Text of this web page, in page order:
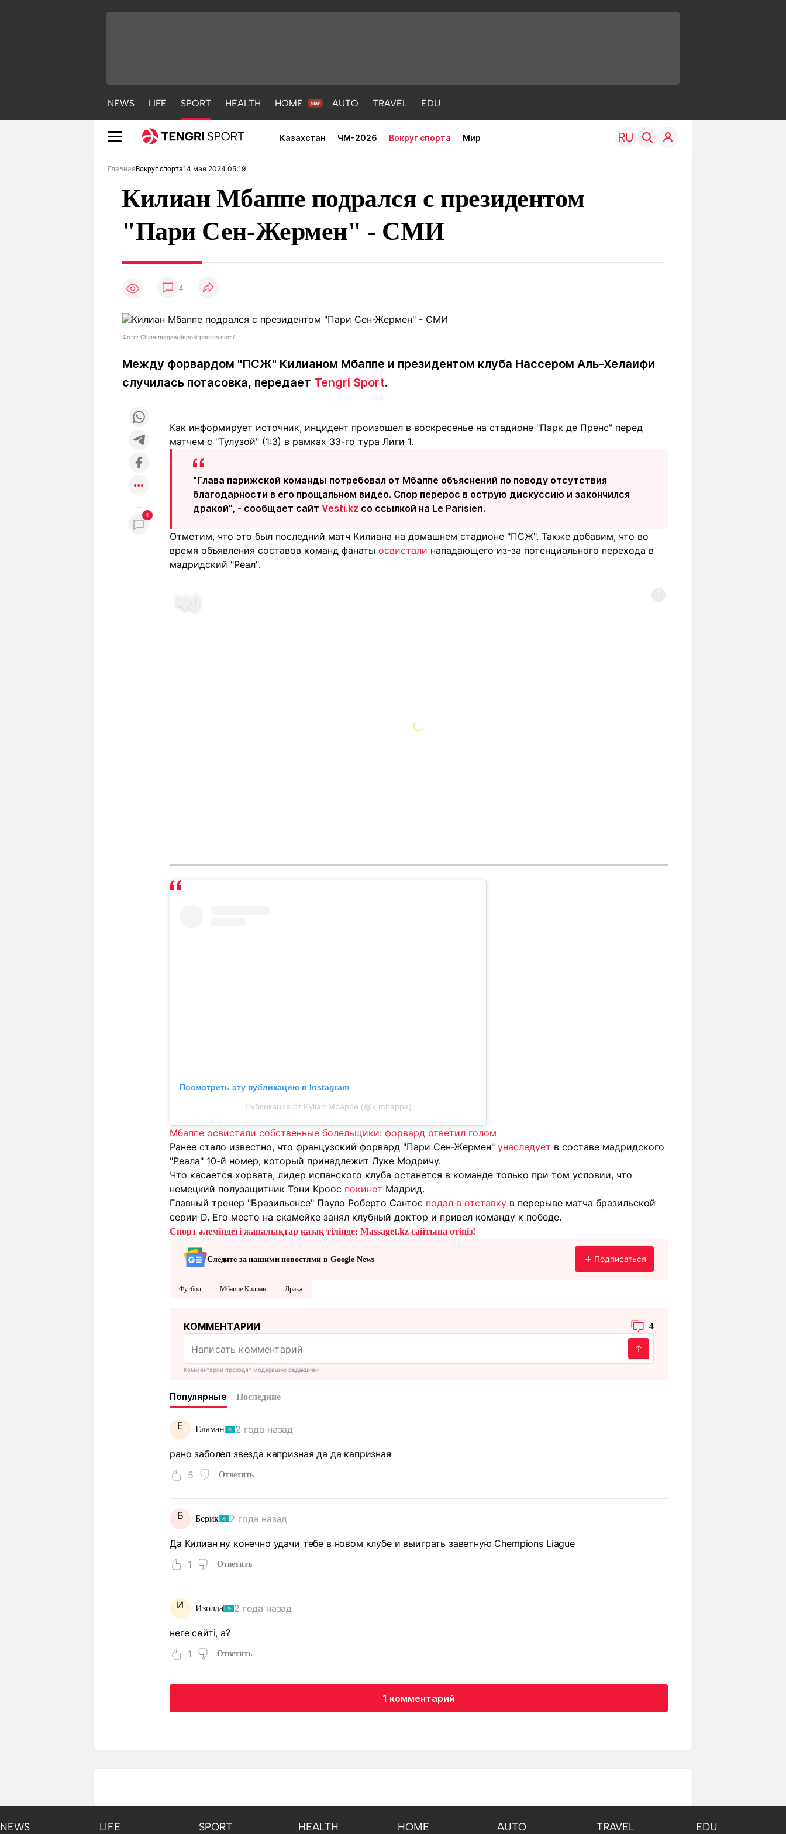
NEWS LIFE SPORT HEALTH HOME AUTO TRAVEL EDU
Казахстан ЧМ-2026 Вокруг спорта Мир
NEWS
Погода
Рейтинги
Полезно
Гороскопы
Рецепты
SPORT
чемпионов
HEALTH HOME
+7 (777) 001 44 99
Реклама
ГлавнаяВокруг спорта14 мая 2024 05:19
Килиан Мбаппе подрался с президентом
"Пари Сен-Жермен" - СМИ
4
Фото: ChinaImages/depositphotos.com/
Между форвардом "ПСЖ" Килианом Мбаппе и президентом клуба Нассером Аль-Хелаифи
случилась потасовка, передает Tengri Sport.
4
Как информирует источник, инцидент произошел в воскресенье на стадионе "Парк де Пренс" перед
матчем с "Тулузой" (1:3) в рамках 33-го тура Лиги 1.
"Глава парижской команды потребовал от Мбаппе объяснений по поводу отсутствия
благодарности в его прощальном видео. Спор перерос в острую дискуссию и закончился
дракой", - сообщает сайт Vesti.kz со ссылкой на Le Parisien.
Отметим, что это был последний матч Килиана на домашнем стадионе "ПСЖ". Также добавим, что во
время объявления составов команд фанаты освистали нападающего из-за потенциального перехода в
мадридский "Реал".
Посмотреть эту публикацию в Instagram
Публикация от Kylian Mbappé (@k.mbappe)
Мбаппе освистали собственные болельщики: форвард ответил голом
Ранее стало известно, что французский форвард "Пари Сен-Жермен" унаследует в составе мадридского
"Реала" 10-й номер, который принадлежит Луке Модричу.
Что касается хорвата, лидер испанского клуба останется в команде только при том условии, что
немецкий полузащитник Тони Кроос покинет Мадрид.
Главный тренер "Бразильенсе" Пауло Роберто Сантос подал в отставку в перерыве матча бразильской
серии D. Его место на скамейке занял клубный доктор и привел команду к победе.
Спорт әлеміндегі жаңалықтар қазақ тілінде: Massaget.kz сайтына өтіңіз!
Следите за нашими новостями в Google News Подписаться
Футбол Мбаппе Килиан Драка
КОММЕНТАРИИ 4
Комментарии проходят модерацию редакцией
Популярные Последние
Е Еламан 2 года назад
рано заболел звезда капризная да да капризная
5
Ответить
Б Берик 2 года назад
Да Килиан ну конечно удачи тебе в новом клубе и выиграть заветную Chempions Liague
1
Ответить
И Изолда 2 года назад
неге сөйті, а?
1
Ответить
1 комментарий
NEWS LIFE SPORT HEALTH HOME AUTO TRAVEL EDU